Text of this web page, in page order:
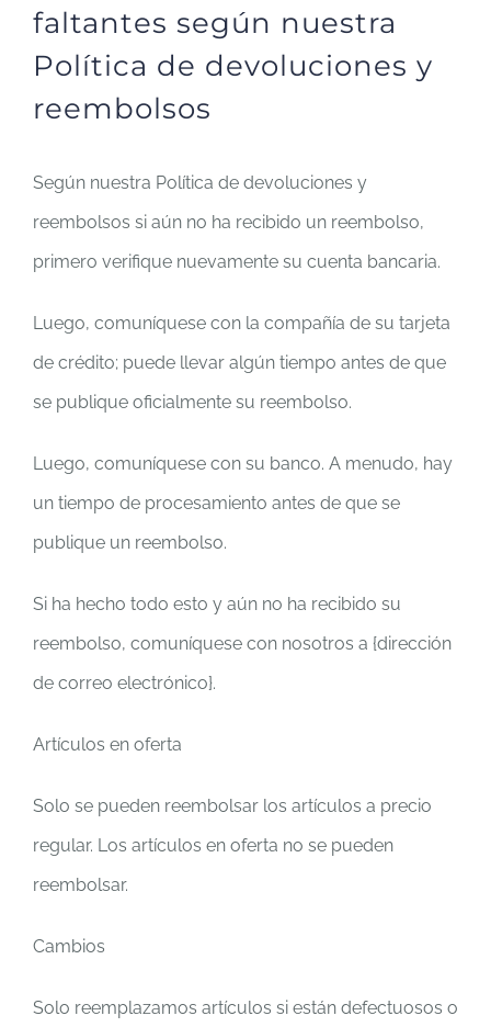
faltantes según nuestra
Política de devoluciones y
reembolsos
Según nuestra Política de devoluciones y
reembolsos si aún no ha recibido un reembolso,
primero verifique nuevamente su cuenta bancaria.
Luego, comuníquese con la compañía de su tarjeta
de crédito; puede llevar algún tiempo antes de que
se publique oficialmente su reembolso.
Luego, comuníquese con su banco. A menudo, hay
un tiempo de procesamiento antes de que se
publique un reembolso.
Si ha hecho todo esto y aún no ha recibido su
reembolso, comuníquese con nosotros a {dirección
de correo electrónico}.
Artículos en oferta
Solo se pueden reembolsar los artículos a precio
regular. Los artículos en oferta no se pueden
reembolsar.
Cambios
Solo reemplazamos artículos si están defectuosos o